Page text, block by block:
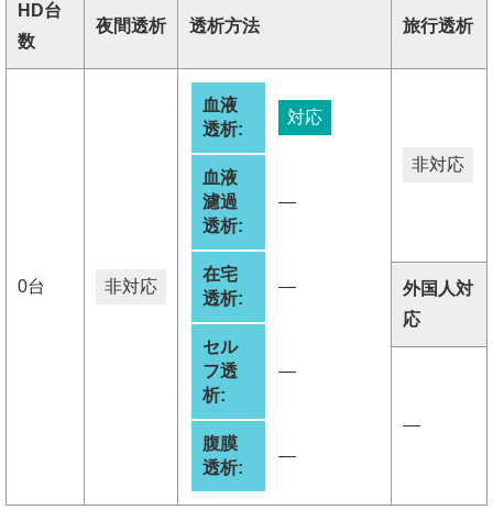
HD台
数
夜間透析 透析方法 旅行透析
0台 非対応
血液
透析:
対応
血液
濾過
透析:
―
在宅
透析:
―
セル
フ透
析:
―
腹膜
透析:
―
非対応
外国人対
応
―